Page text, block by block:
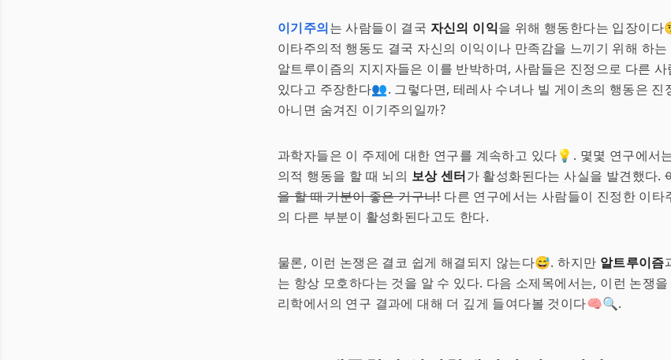
이기주의는 사람들이 결국 자신의 이익을 위해 행동한다는 입장이다
이타주의적 행동도 결국 자신의 이익이나 만족감을 느끼기 위해 하
알트루이즘의 지지자들은 이를 반박하며, 사람들은 진정으로 다른
있다고 주장한다👥. 그렇다면, 테레사 수녀나 빌 게이츠의 행동은 진
아니면 숨겨진 이기주의일까?
과학자들은 이 주제에 대한 연구를 계속하고 있다💡. 몇몇 연구에서
의적 행동을 할 때 뇌의 보상 센터가 활성화된다는 사실을 발견했다.
을 할 때 기분이 좋은 거구나!다른 연구에서는 사람들이 진정한 이타
의 다른 부분이 활성화된다고도 한다.
물론, 이런 논쟁은 결코 쉽게 해결되지 않는다😅. 하지만 알트루이즘
는 항상 모호하다는 것을 알 수 있다. 다음 소제목에서는, 이런 논쟁
리학에서의 연구 결과에 대해 더 깊게 들여다볼 것이다🧠🔍.